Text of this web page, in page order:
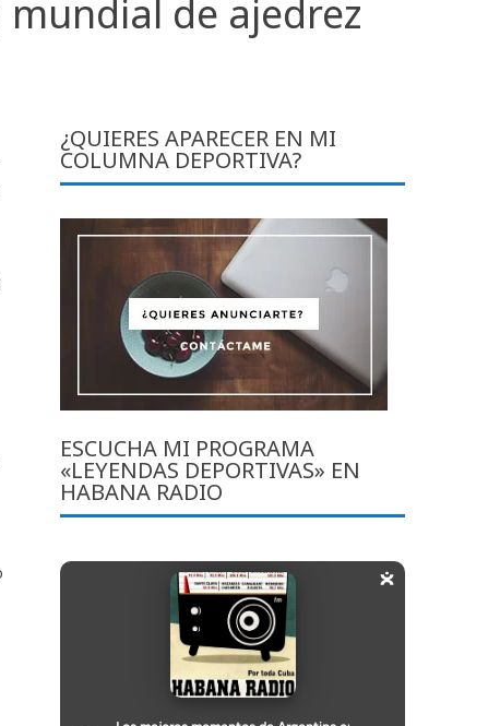
de ajedrez
¿QUIERES APARECER EN MI
COLUMNA DEPORTIVA?
ESCUCHA MI PROGRAMA
«LEYENDAS DEPORTIVAS» EN
HABANA RADIO